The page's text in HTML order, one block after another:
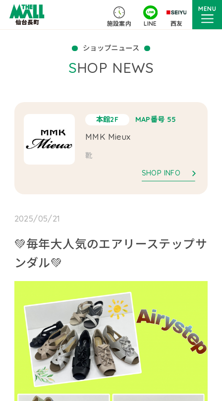
施設案内 LINE 西友
MENU
ショップニュース
SHOP NEWS
本館2F MAP番号 55
MMK Mieux
靴
SHOP INFO
2025/05/21
💚毎年大人気のエアリーステップサ
ンダル💚